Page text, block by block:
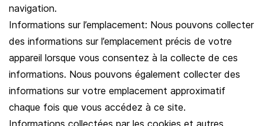
navigation.
Informations sur l’emplacement: Nous pouvons collecter
des informations sur l’emplacement précis de votre
appareil lorsque vous consentez à la collecte de ces
informations. Nous pouvons également collecter des
informations sur votre emplacement approximatif
chaque fois que vous accédez à ce site.